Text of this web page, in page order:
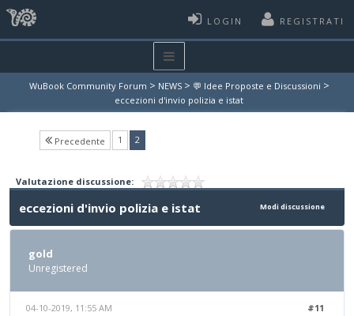
LOGIN REGISTRATI
WuBook Community Forum > NEWS > 💬 Idee Proposte e Discussioni >
eccezioni d'invio polizia e istat
Precedente 1 2(current)
Valutazione discussione:
Modi discussione
eccezioni d'invio polizia e istat
gold
Unregistered
#11
04-10-2019, 11:55 AM